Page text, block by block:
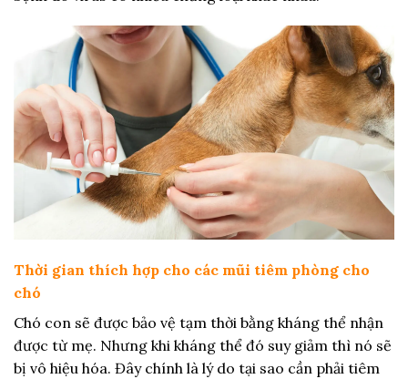
Thời gian thích hợp cho các mũi tiêm phòng cho
chó
Chó con sẽ được bảo vệ tạm thời bằng kháng thể nhận
được từ mẹ. Nhưng khi kháng thể đó suy giảm thì nó sẽ
bị vô hiệu hóa. Đây chính là lý do tại sao cần phải tiêm